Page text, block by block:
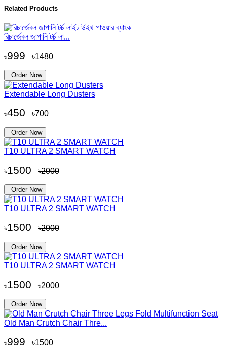
Related Products
রিচার্জেবল জাপানি টর্চ লা...
৳999 ৳1480
Order Now
Extendable Long Dusters
৳450 ৳700
Order Now
T10 ULTRA 2 SMART WATCH
৳1500 ৳2000
Order Now
T10 ULTRA 2 SMART WATCH
৳1500 ৳2000
Order Now
T10 ULTRA 2 SMART WATCH
৳1500 ৳2000
Order Now
Old Man Crutch Chair Thre...
৳999 ৳1500